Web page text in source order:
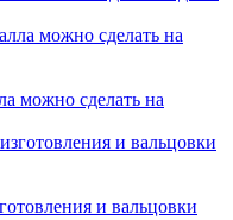
можно сделать на
и вальцовки